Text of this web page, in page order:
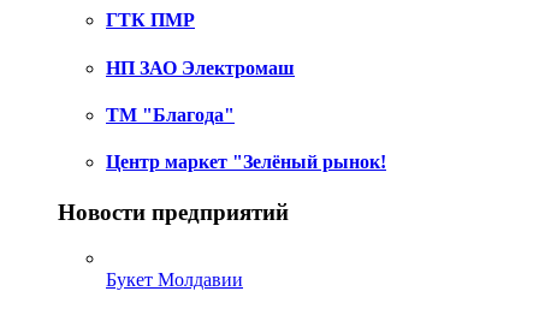
ГТК ПМР
НП ЗАО Электромаш
ТМ "Благода"
Центр маркет "Зелёный рынок!
Новости предприятий
Букет Молдавии